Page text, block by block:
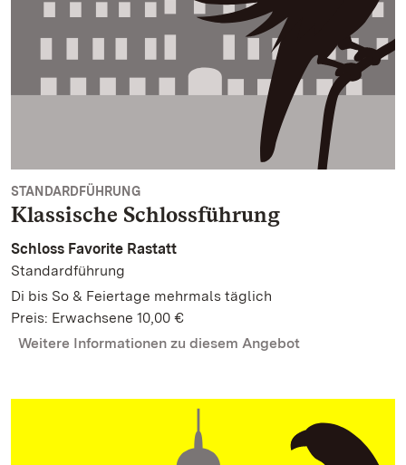
STANDARDFÜHRUNG
Klassische Schlossführung
Schloss Favorite Rastatt
Standardführung
Di bis So & Feiertage mehrmals täglich
Preis: Erwachsene 10,00 €
Weitere Informationen zu diesem Angebot